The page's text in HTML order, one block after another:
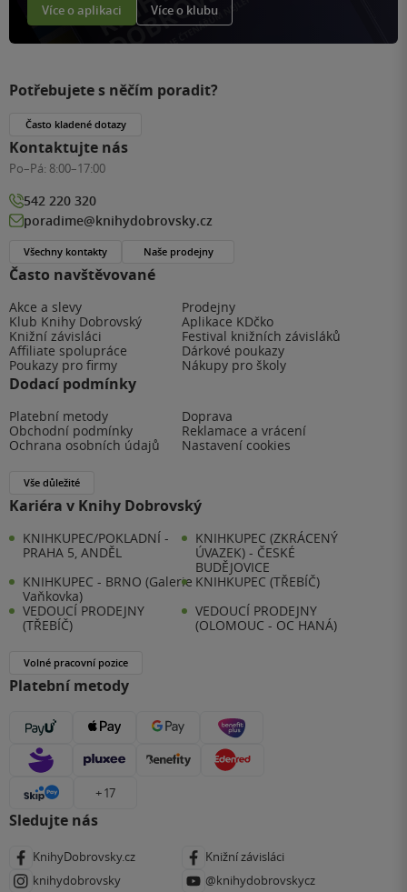
Více o aplikaci Více o klubu
Často navštěvované
Akce a slevy
Prodejny
Klub Knihy Dobrovský
Aplikace KDčko
Knižní závisláci
Festival knižních závisláků
Affiliate spolupráce
Dárkové poukazy
Poukazy pro firmy
Nákupy pro školy
Dodací podmínky
Platební metody
Doprava
Obchodní podmínky
Reklamace a vrácení
Ochrana osobních údajů
Nastavení cookies
Vše důležité
Kariéra v Knihy Dobrovský
KNIHKUPEC/POKLADNÍ -
PRAHA 5, ANDĚL
KNIHKUPEC (ZKRÁCENÝ
ÚVAZEK) - ČESKÉ
BUDĚJOVICE
KNIHKUPEC - BRNO (Galerie
Vaňkovka)
KNIHKUPEC (TŘEBÍČ)
VEDOUCÍ PRODEJNY
(TŘEBÍČ)
VEDOUCÍ PRODEJNY
(OLOMOUC - OC HANÁ)
Volné pracovní pozice
Platební metody
+ 17
Sledujte nás
KnihyDobrovsky.cz
Knižní závisláci
knihydobrovsky
@knihydobrovskycz
Potřebujete s něčím poradit?
Často kladené dotazy
Kontaktujte nás
Po–Pá: 8:00–17:00
542 220 320
poradime@knihydobrovsky.cz
Všechny kontakty Naše prodejny